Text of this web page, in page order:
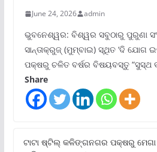
June 24, 2026 admin
ଭୁବନେଶ୍ୱର: ବିଶ୍ୱର ସବୁଠାରୁ ପୁରୁଣା
ସାନ୍ତାକ୍ରୁଜ୍ (ମୁମ୍ବାଇ) ସ୍ଥିତ ‘ଦି ଯୋଗ
ପକ୍ଷରୁ ଚଳିତ ବର୍ଷର ବିଷୟବସ୍ତୁ “ସୁସ୍ଥ
Share
ଟାଟା ଷ୍ଟିଲ୍‌ କଳିଙ୍ଗନଗର ପକ୍ଷରୁ